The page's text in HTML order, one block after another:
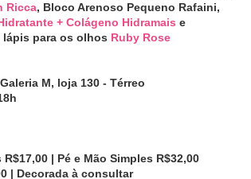
Ricca, Bloco Arenoso Pequeno Rafaini,
+ Colágeno Hidramais e
lápis para os olhos Ruby Rose
M, loja 130 - Térreo
h
| Pé e Mão Simples R$32,00
| Decorada à consultar